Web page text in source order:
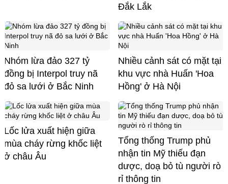
Đắk Lắk
Nhóm lừa đảo 327 tỷ
đồng bị Interpol truy nã
đỏ sa lưới ở Bắc Ninh
Nhiều cảnh sát có mặt tại
khu vực nhà Huấn 'Hoa
Hồng' ở Hà Nội
Lốc lửa xuất hiện giữa
mùa cháy rừng khốc liệt
ở châu Âu
Tổng thống Trump phủ
nhận tin Mỹ thiếu đạn
dược, doạ bỏ tù người rò
rỉ thông tin